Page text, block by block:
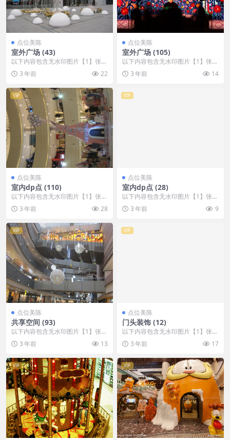
点位美陈
室外广场 (43)
以下内容包含无水印图片【1】张
，开通会员无障碍浏览 开通VIP会
员 3 年前 22
点位美陈
室外广场 (105)
以下内容包含无水印图片【1】张
，开通会员无障碍浏览 开通VIP会
员 3 年前 14
VIP
点位美陈
室内dp点 (110)
以下内容包含无水印图片【1】张
，开通会员无障碍浏览 开通VIP会
员 3 年前 28
VIP
点位美陈
室内dp点 (28)
以下内容包含无水印图片【1】张
，开通会员无障碍浏览 开通VIP会
员 3 年前 9
VIP
点位美陈
共享空间 (93)
以下内容包含无水印图片【1】张
，开通会员无障碍浏览 开通VIP会
员 3 年前 13
VIP
点位美陈
门头装饰 (12)
以下内容包含无水印图片【1】张
，开通会员无障碍浏览 开通VIP会
员 3 年前 17
VIP VIP